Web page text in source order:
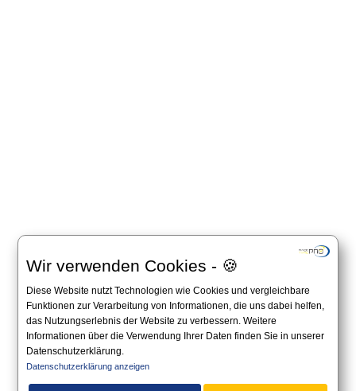
Wir verwenden Cookies - 🍪
Diese Website nutzt Technologien wie Cookies und vergleichbare
Funktionen zur Verarbeitung von Informationen, die uns dabei helfen,
das Nutzungserlebnis der Website zu verbessern. Weitere
Informationen über die Verwendung Ihrer Daten finden Sie in unserer
Datenschutzerklärung.
Datenschutzerklärung anzeigen